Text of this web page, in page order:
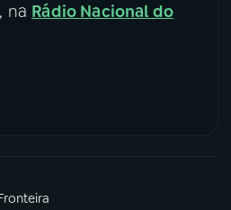
na Rádio Nacional do